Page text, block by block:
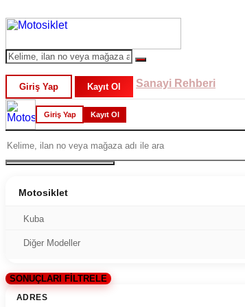
Giriş Yap Kayıt Ol Sanayi Rehberi
Giriş Yap Kayıt Ol
Motosiklet
Kuba
Diğer Modeller
SONUÇLARI FİLTRELE
ADRES